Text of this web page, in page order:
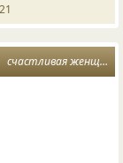
счастливая женщина